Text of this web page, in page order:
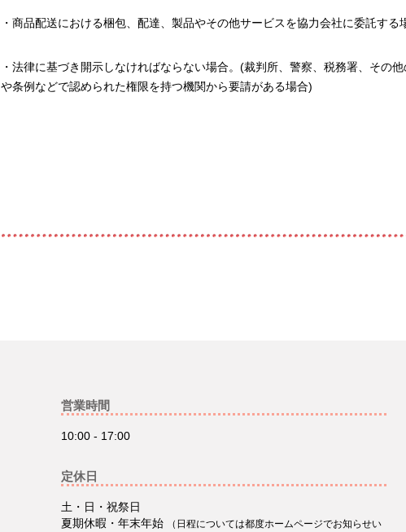
・商品配送における梱包、配達、製品やその他サービスを協力会社に委託する
・法律に基づき開示しなければならない場合。(裁判所、警察、税務署、その
や条例などで認められた権限を持つ機関から要請がある場合)
営業時間
10:00 - 17:00
定休日
土・日・祝祭日
夏期休暇・年末年始
（日程については都度ホームページでお知らせい